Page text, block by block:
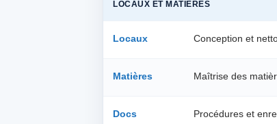
LOCAUX ET MATIÈRES
Locaux Conception et
Matières Maîtrise des
Docs Procédures et